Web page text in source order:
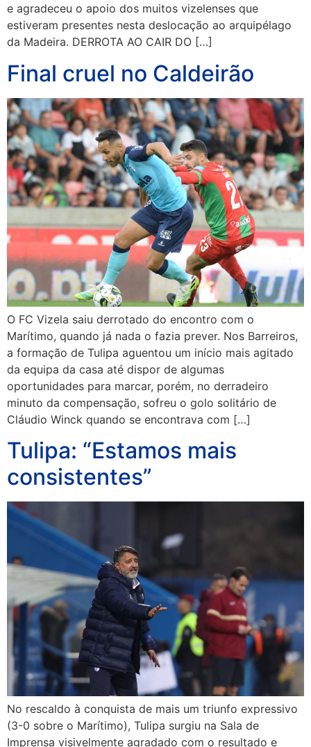
e agradeceu o apoio dos muitos vizelenses que
estiveram presentes nesta deslocação ao arquipélago
da Madeira. DERROTA AO CAIR DO […]
Final cruel no Caldeirão
O FC Vizela saiu derrotado do encontro com o
Marítimo, quando já nada o fazia prever. Nos Barreiros,
a formação de Tulipa aguentou um início mais agitado
da equipa da casa até dispor de algumas
oportunidades para marcar, porém, no derradeiro
minuto da compensação, sofreu o golo solitário de
Cláudio Winck quando se encontrava com […]
Tulipa: “Estamos mais
consistentes”
No rescaldo à conquista de mais um triunfo expressivo
(3-0 sobre o Marítimo), Tulipa surgiu na Sala de
Imprensa visivelmente agradado com o resultado e